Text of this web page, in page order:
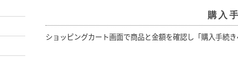
購入
ショッピングカート画面で商品と金額を確認し「購入手続